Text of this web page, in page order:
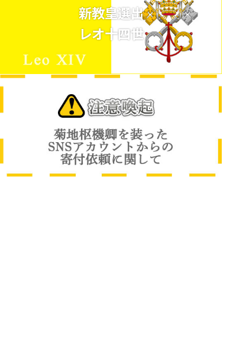
新教皇選出
レオ十四世